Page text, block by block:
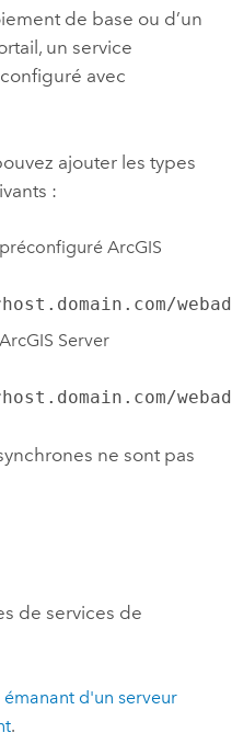
de base ou d’un
un service
avec
ajouter les types
:
préconfiguréArcGIS
ArcGIS Server
ne sont pas
de services de
émanant d'un serveur
.